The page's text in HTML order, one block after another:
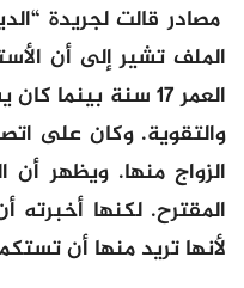
مصادر قالت لجريدة
الملف تشير إلى أن
العمر 17 سنة
والتقوية. وكان على
الزواج منها. ويظهر أن
المقترح. لكنها أخبرته
لأنها تريد منها أن